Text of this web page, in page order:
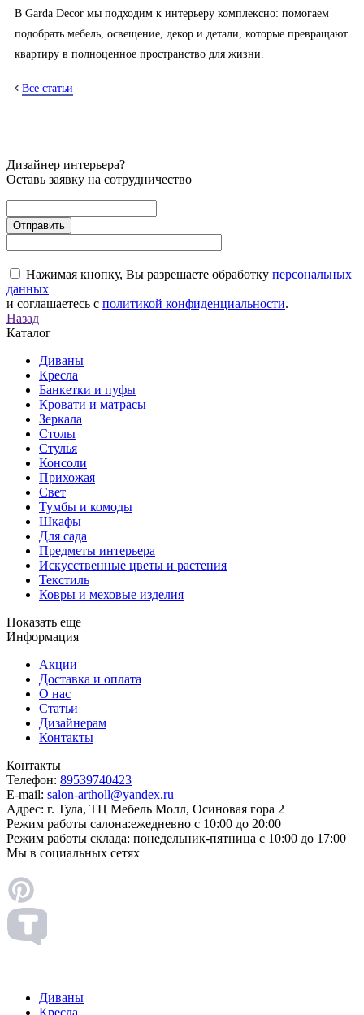
В Garda Decor мы подходим к интерьеру комплексно: помогаем
подобрать мебель, освещение, декор и детали, которые превращают
квартиру в полноценное пространство для жизни.
Все статьи
Дизайнер интерьера?
Оставь заявку на сотрудничество
Нажимая кнопку, Вы разрешаете обработку персональных
данных
и соглашаетесь с политикой конфиденциальности.
Назад
Каталог
Диваны
Кресла
Банкетки и пуфы
Кровати и матрасы
Зеркала
Столы
Стулья
Консоли
Прихожая
Свет
Тумбы и комоды
Шкафы
Для сада
Предметы интерьера
Искусственные цветы и растения
Текстиль
Ковры и меховые изделия
Показать еще
Информация
Акции
Доставка и оплата
О нас
Статьи
Дизайнерам
Контакты
Контакты
Телефон: 89539740423
E-mail: salon-artholl@yandex.ru
Адрес: г. Тула, ТЦ Мебель Молл, Осиновая гора 2
Режим работы салона:ежедневно с 10:00 до 20:00
Режим работы склада: понедельник-пятница с 10:00 до 17:00
Мы в социальных сетях
Диваны
Кресла